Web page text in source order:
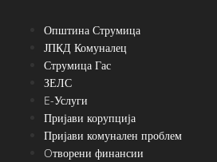
Општина Струмица
ЈПКД Комуналец
Струмица Гас
ЗЕЛС
E-Услуги
Пријави корупција
Пријави комунален проблем
Oтворени финансии